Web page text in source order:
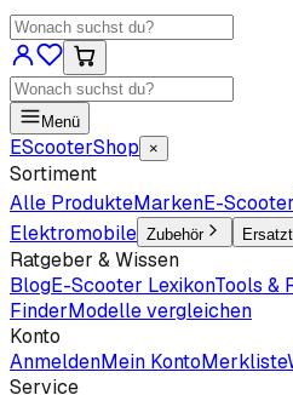
Menü
EScooterShop ×
Sortiment
Alle ProdukteMarkenE-Scooter
Elektromobile Zubehör
Ratgeber & Wissen
BlogE-Scooter LexikonTools &
FinderModelle vergleichen
Konto
AnmeldenMein KontoMerkliste
Service